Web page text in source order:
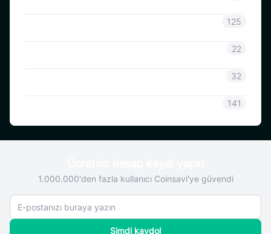
125
22
32
141
1.000.000'den fazla kullanıcı Coinsavi'ye güvendi
Şimdi kaydol